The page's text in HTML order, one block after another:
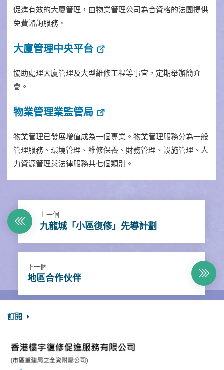
促進有效的大廈管理，由物業管理公司為合資格的法團提供
免費諮詢服務。
大廈管理中央平台
協助處理大廈管理及大型維修工程等事宜，定期舉辦簡介
會。
物業管理業監管局
物業管理已發展增值成為一個專業。物業管理服務分為一般
管理服務、環境管理、維修保養、財務管理、設施管理、人
力資源管理與法律服務共七個類別。
上一個
九龍城「小區復修」先導計劃
下一個
地區合作伙伴
訂閱